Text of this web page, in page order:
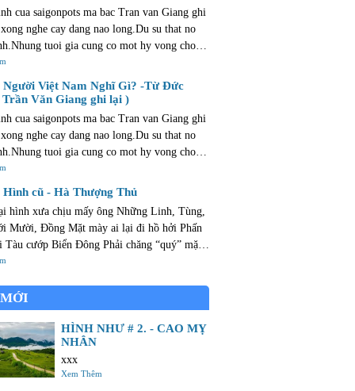
cua saigonpots ma bac Tran van Giang ghi
nghe cay dang nao long.Du su that no
tuoi gia cung co mot hy vong cho
manh va mo ao. hy vong con hon la that
Người Việt Nam Nghĩ Gì? -Từ Đức
Văn Giang ghi lại )
cua saigonpots ma bac Tran van Giang ghi
nghe cay dang nao long.Du su that no
tuoi gia cung co mot hy vong cho
manh va mo ao. hy vong con hon la that
Hình cũ - Hà Thượng Thủ
hình xưa chịu mấy ông Những Linh, Tùng,
Mười, Đồng Mặt mày ai lại đi hồ hởi Phấn
Biển Đông Phải chăng “quý” mặt
mông Con mắt nay đà có nhưng không Nên
HÌNH NHƯ # 2. - CAO MỴ
NHÂN
xxx
Xem Thêm